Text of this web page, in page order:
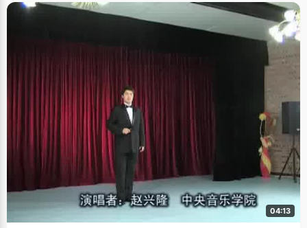
很好，是塞外江南。河水很清，树木很绿，景色很美，瓜果很多，是一个值
得去旅游的地方"，崔立文兴奋的讲着，我们的记者不得不含眼带嫉妒的打断
她，"停，咱们先说说这个状元吧。""哦"，崔立文吐了下舌头，言归正传。
随着部队的迁移辗转很多地方，无数次转学。崔立文的妈妈是小学老师，对
于崔立文管教得比较严，上学之前，就教崔立文背唐诗，一幅画一首诗。崔
来。"我记得那时候大概能背一百多首诗呢"，崔立文回忆说。 崔立文小时候
很贪玩，为了早点出去玩就草草完成作业。妈妈检查作业的时候，就规定，
做错一道题就罚站20分钟。崔立文在小屋子里对着钟罚站了很多次以后就长
了记性，不敢再马虎了事了。"我妈说如果不严谨的话以后不会有大出息"，
崔立文撇了下嘴，"这个习惯倒是挺好的，以后做作业我就争取不做错题
立文没有机会去伊犁最好的高中，而被保送到了兵团二中。崔立文非常乐观
的说，"最好的不一定是最适合的"。在兵团二中，崔立文很受重视，有很多
机会参加各种竞赛。在物理竞赛、数学竞赛、化学竞赛中，她都是第一名。
高三上学期结束，她基本就确定了能保送清华大学。因为参加理科类竞赛，
崔立文的很多文科知识都落下了，被确定保送后，崔立文又回到班级，跟着
大家一起复习参加高考。"我需要去看一些除了理科之外的东西"。在高三阶
04:13